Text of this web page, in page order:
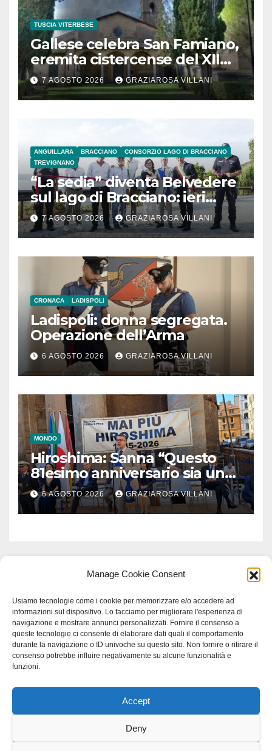
Manage Cookie Consent
Usiamo tecnologie come i cookie per memorizzare e/o accedere ad
informazioni sul dispositivo. Lo facciamo per migliorare l'esperienza di
navigazione e mostrare annunci personalizzati. Fornire il consenso a
queste tecnologie ci consente di elaborare dati quali il comportamento
durante la navigazione o ID univoche su questo sito. Non fornire o ritirare il
consenso potrebbe influire negativamente su alcune funzionalità e
funzioni.
Accept
Deny
TUSCIA VITERBESE
Gallese celebra San Famiano,
eremita cistercense del XII
secolo
7 AGOSTO 2026 GRAZIAROSA VILLANI
ANGUILLARA BRACCIANO
CONSORZIO LAGO DI BRACCIANO
TREVIGNANO
“La sedia” diventa Belvedere
sul lago di Bracciano: ieri
l’inaugurazione
7 AGOSTO 2026 GRAZIAROSA VILLANI
CRONACA LADISPOLI
Ladispoli: donna segregata.
Operazione dell’Arma
6 AGOSTO 2026 GRAZIAROSA VILLANI
MONDO
Hiroshima: Sanna “Questo
81esimo anniversario sia un
monito per tutti”
6 AGOSTO 2026 GRAZIAROSA VILLANI
Proudly powered by WordPress|Tema: Newspaperex di
Scienza studio specialistico bracciano